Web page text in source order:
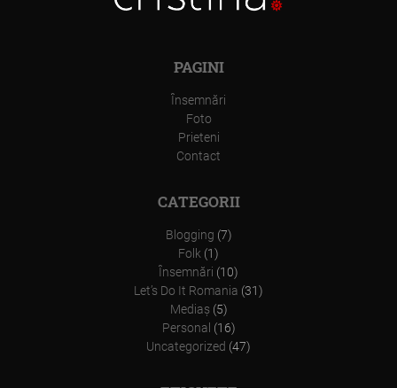
PAGINI
Însemnări
Foto
Prieteni
Contact
CATEGORII
Blogging (7)
Folk (1)
Însemnări (10)
Let’s Do It Romania (31)
Mediaş(5)
Personal (16)
Uncategorized (47)